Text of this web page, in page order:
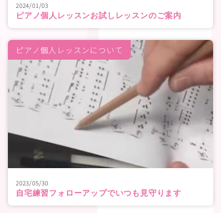
2024/01/03
ピアノ個人レッスンお試しレッスンのご案内
2023/05/30
自宅練習フォローアップでいつも見守ります
ピアノ個人レッスンについて